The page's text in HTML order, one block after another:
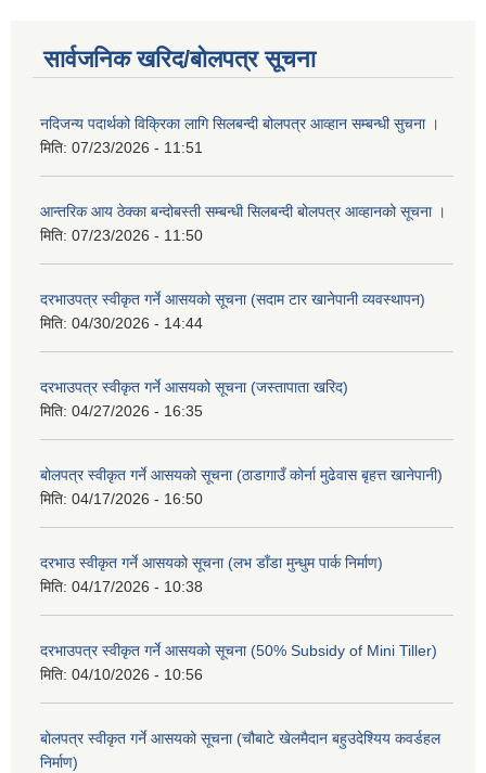
सार्वजनिक खरिद/बोलपत्र सूचना
नदिजन्य पदार्थको विक्रिका लागि सिलबन्दी बोलपत्र आव्हान सम्बन्धी सुचना ।
मिति: 07/23/2026 - 11:51
आन्तरिक आय ठेक्का बन्दोबस्ती सम्बन्धी सिलबन्दी बोलपत्र आव्हानको सूचना ।
मिति: 07/23/2026 - 11:50
दरभाउपत्र स्वीकृत गर्ने आसयको सूचना (सदाम टार खानेपानी व्यवस्थापन)
मिति: 04/30/2026 - 14:44
दरभाउपत्र स्वीकृत गर्ने आसयको सूचना (जस्तापाता खरिद)
मिति: 04/27/2026 - 16:35
बोलपत्र स्वीकृत गर्ने आसयको सूचना (ठाडागाउँ कोर्ना मुढेवास बृहत्त खानेपानी)
मिति: 04/17/2026 - 16:50
दरभाउ स्वीकृत गर्ने आसयको सूचना (लभ डाँडा मुन्धुम पार्क निर्माण)
मिति: 04/17/2026 - 10:38
दरभाउपत्र स्वीकृत गर्ने आसयको सूचना (50% Subsidy of Mini Tiller)
मिति: 04/10/2026 - 10:56
बोलपत्र स्वीकृत गर्ने आसयको सूचना (चौबाटे खेलमैदान बहुउदेश्यिय कवर्डहल
निर्माण)